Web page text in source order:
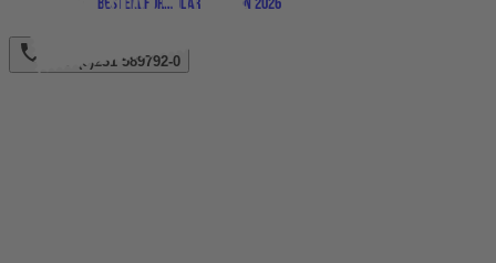
+49 (0)231 589792-0